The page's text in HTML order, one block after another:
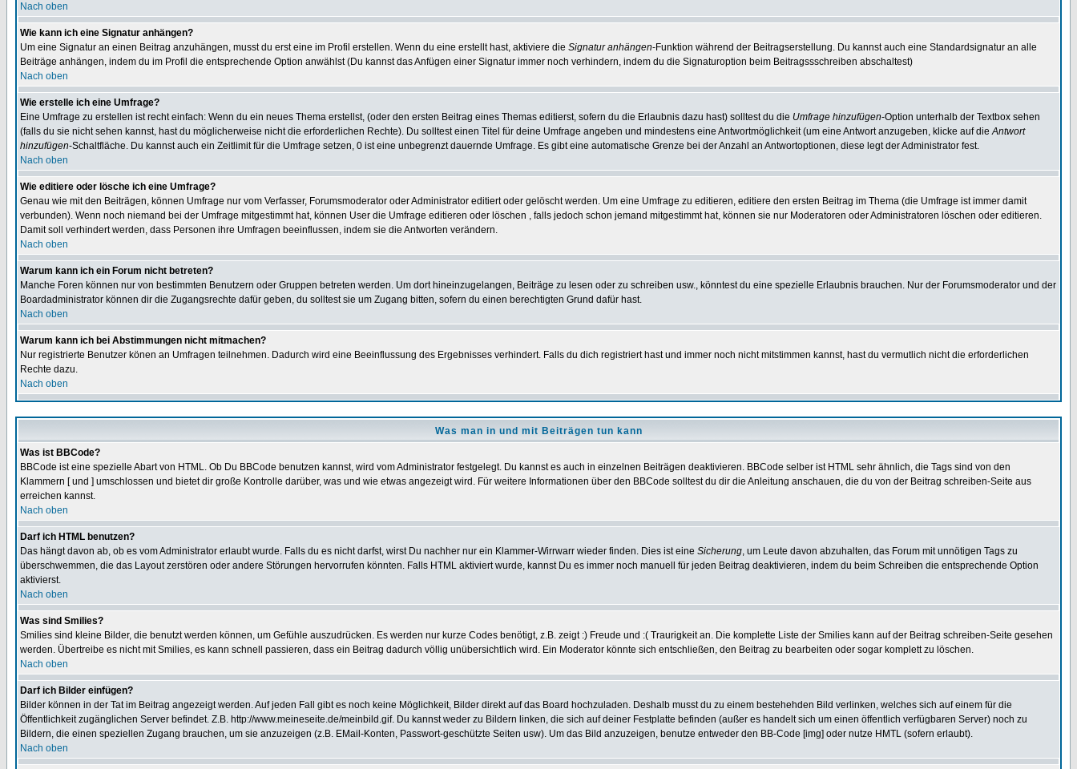
Nach oben
Wie kann ich eine Signatur anhängen?
Um eine Signatur an einen Beitrag anzuhängen, musst du erst eine im Profil erstellen. Wenn du eine erstellt hast, aktiviere die Signatur anhängen-Funktion während der Beitragserstellung. Du kannst auch eine Standardsignatur an alle
Beiträge anhängen, indem du im Profil die entsprechende Option anwählst (Du kannst das Anfügen einer Signatur immer noch verhindern, indem du die Signaturoption beim Beitragssschreiben abschaltest)
Nach oben
Wie erstelle ich eine Umfrage?
Eine Umfrage zu erstellen ist recht einfach: Wenn du ein neues Thema erstellst, (oder den ersten Beitrag eines Themas editierst, sofern du die Erlaubnis dazu hast) solltest du die Umfrage hinzufügen-Option unterhalb der Textbox sehen
(falls du sie nicht sehen kannst, hast du möglicherweise nicht die erforderlichen Rechte). Du solltest einen Titel für deine Umfrage angeben und mindestens eine Antwortmöglichkeit (um eine Antwort anzugeben, klicke auf dieAntwort
hinzufügen-Schaltfläche. Du kannst auch ein Zeitlimit für die Umfrage setzen, 0 ist eine unbegrenzt dauernde Umfrage. Es gibt eine automatische Grenze bei der Anzahl an Antwortoptionen, diese legt der Administrator fest.
Nach oben
Wie editiere oder lösche ich eine Umfrage?
Genau wie mit den Beiträgen, können Umfrage nur vom Verfasser, Forumsmoderator oder Administrator editiert oder gelöscht werden. Um eine Umfrage zu editieren, editiere den ersten Beitrag im Thema (die Umfrage ist immer damit
verbunden). Wenn noch niemand bei der Umfrage mitgestimmt hat, können User die Umfrage editieren oder löschen , falls jedoch schon jemand mitgestimmt hat, können sie nur Moderatoren oder Administratoren löschen oder editieren.
Damit soll verhindert werden, dass Personen ihre Umfragen beeinflussen, indem sie die Antworten verändern.
Nach oben
Warum kann ich ein Forum nicht betreten?
Manche Foren können nur von bestimmten Benutzern oder Gruppen betreten werden. Um dort hineinzugelangen, Beiträge zu lesen oder zu schreiben usw., könntest du eine spezielle Erlaubnis brauchen. Nur der Forumsmoderator und der
Boardadministrator können dir die Zugangsrechte dafür geben, du solltest sie um Zugang bitten, sofern du einen berechtigten Grund dafür hast.
Nach oben
Warum kann ich bei Abstimmungen nicht mitmachen?
Nur registrierte Benutzer könen an Umfragen teilnehmen. Dadurch wird eine Beeinflussung des Ergebnisses verhindert. Falls du dich registriert hast und immer noch nicht mitstimmen kannst, hast du vermutlich nicht die erforderlichen
Rechte dazu.
Nach oben
Was man in und mit Beiträgen tun kann
Was ist BBCode?
BBCode ist eine spezielle Abart von HTML. Ob Du BBCode benutzen kannst, wird vom Administrator festgelegt. Du kannst es auch in einzelnen Beiträgen deaktivieren. BBCode selber ist HTML sehr ähnlich, die Tags sind von den
Klammern [ und ] umschlossen und bietet dir große Kontrolle darüber, was und wie etwas angezeigt wird. Für weitere Informationen über den BBCode solltest du dir die Anleitung anschauen, die du von der Beitrag schreiben-Seite aus
erreichen kannst.
Nach oben
Darf ich HTML benutzen?
Das hängt davon ab, ob es vom Administrator erlaubt wurde. Falls du es nicht darfst, wirst Du nachher nur ein Klammer-Wirrwarr wieder finden. Dies ist eine Sicherung, um Leute davon abzuhalten, das Forum mit unnötigen Tags zu
überschwemmen, die das Layout zerstören oder andere Störungen hervorrufen könnten. Falls HTML aktiviert wurde, kannst Du es immer noch manuell für jeden Beitrag deaktivieren, indem du beim Schreiben die entsprechende Option
aktivierst.
Nach oben
Was sind Smilies?
Smilies sind kleine Bilder, die benutzt werden können, um Gefühle auszudrücken. Es werden nur kurze Codes benötigt, z.B. zeigt :) Freude und :( Traurigkeit an. Die komplette Liste der Smilies kann auf der Beitrag schreiben-Seite gesehen
werden. Übertreibe es nicht mit Smilies, es kann schnell passieren, dass ein Beitrag dadurch völlig unübersichtlich wird. Ein Moderator könnte sich entschließen, den Beitrag zu bearbeiten oder sogar komplett zu löschen.
Nach oben
Darf ich Bilder einfügen?
Bilder können in der Tat im Beitrag angezeigt werden. Auf jeden Fall gibt es noch keine Möglichkeit, Bilder direkt auf das Board hochzuladen. Deshalb musst du zu einem bestehehden Bild verlinken, welches sich auf einem für die
Öffentlichkeit zugänglichen Server befindet. Z.B. http://www.meineseite.de/meinbild.gif. Du kannst weder zu Bildern linken, die sich auf deiner Festplatte befinden (außer es handelt sich um einen öffentlich verfügbaren Server) noch zu
Bildern, die einen speziellen Zugang brauchen, um sie anzuzeigen (z.B. EMail-Konten, Passwort-geschützte Seiten usw). Um das Bild anzuzeigen, benutze entweder den BB-Code [img] oder nutze HMTL (sofern erlaubt).
Nach oben